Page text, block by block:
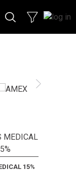
15%